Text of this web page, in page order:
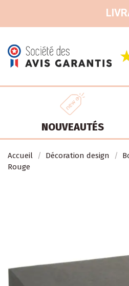
NOUVEAUTÉS
Accueil Décoration design
Rouge